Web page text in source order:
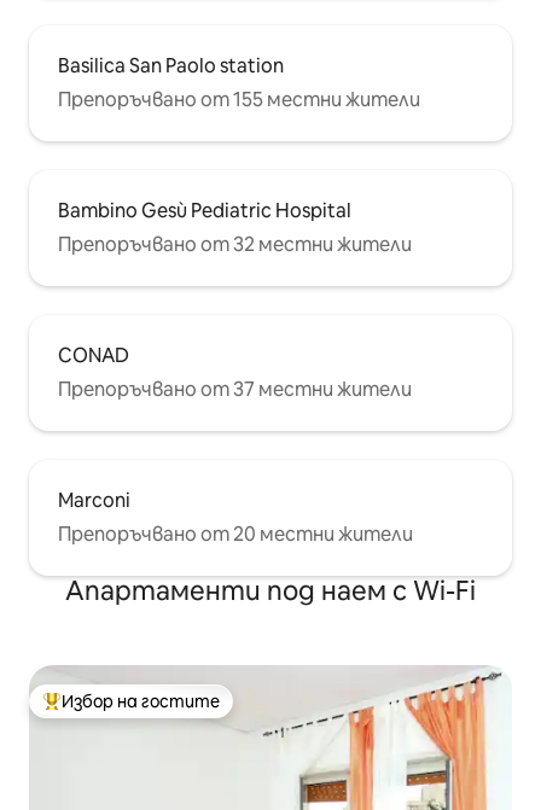
Basilica San Paolo station
Препоръчвано от 155 местни жители
Bambino Gesù Pediatric Hospital
Препоръчвано от 32 местни жители
CONAD
Препоръчвано от 37 местни жители
Marconi
Препоръчвано от 20 местни жители
Апартаменти под наем с Wi-Fi
Най-популярен избор на гостите
Избор на гостите